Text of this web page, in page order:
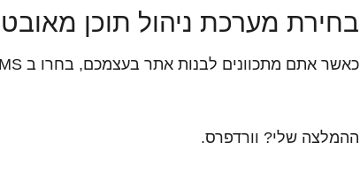
בחירת מערכת ניהול תוכן
כאשר אתם מתכוונים לבנות אתר בעצמכם, בחרו ב CMS (מערכת ניהול תוכן) אמינה ומוכרת.
ההמלצה שלי? וורדפרס.